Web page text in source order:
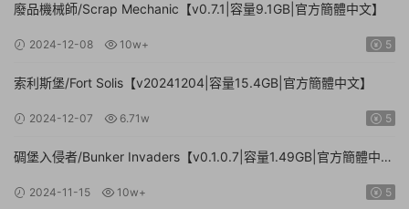
廢品機械師/Scrap Mechanic【v0.7.1|容量9.1GB|官方簡體中文】
2024-12-08 10w+ 5
索利斯堡/Fort Solis【v20241204|容量15.4GB|官方簡體中文】
2024-12-07 6.71w 5
碉堡入侵者/Bunker Invaders【v0.1.0.7|容量1.49GB|官方簡體中
2024-11-15 10w+ 5